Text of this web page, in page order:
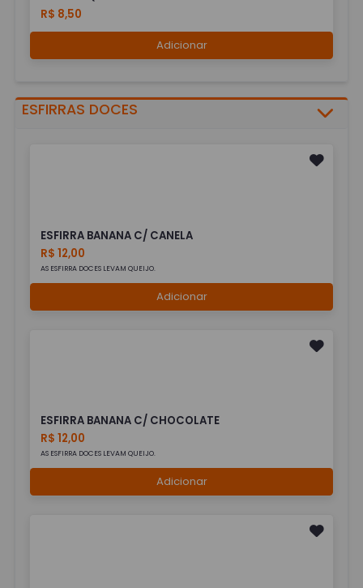
R$ 8,50
Adicionar
ESFIRRAS DOCES
ESFIRRA BANANA C/ CANELA
R$ 12,00
AS ESFIRRA DOCES LEVAM QUEIJO.
Adicionar
ESFIRRA BANANA C/ CHOCOLATE
R$ 12,00
AS ESFIRRA DOCES LEVAM QUEIJO.
Adicionar